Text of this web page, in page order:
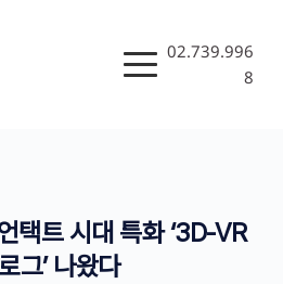
02.739.996
8
택트 시대 특화 ‘3D-VR
그’ 나왔다